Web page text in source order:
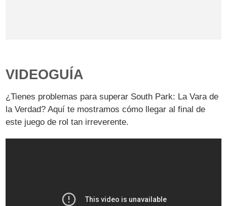
VIDEOGUÍA
¿Tienes problemas para superar South Park: La Vara de
la Verdad? Aquí te mostramos cómo llegar al final de
este juego de rol tan irreverente.